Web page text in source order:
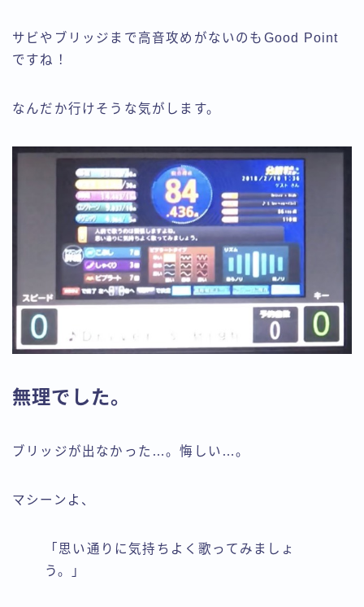
サビやブリッジまで高音攻めがないのもGood Point
ですね！
なんだか行けそうな気がします。
無理でした。
ブリッジが出なかった…。悔しい…。
マシーンよ、
「思い通りに気持ちよく歌ってみましょ
う。」